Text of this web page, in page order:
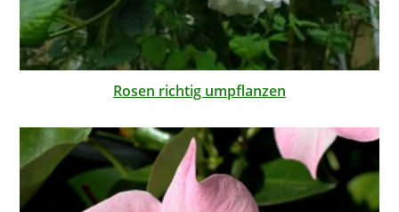
Rosen richtig umpflanzen